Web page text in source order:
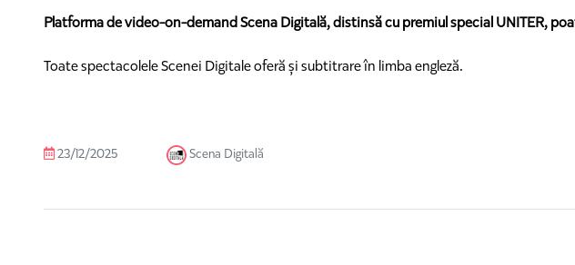
Platforma de video-on-demand Scena Digitală, distinsă cu premiul special UNITER,
Toate spectacolele Scenei Digitale oferă și subtitrare în limba engleză.
23/12/2025 Scena Digitală